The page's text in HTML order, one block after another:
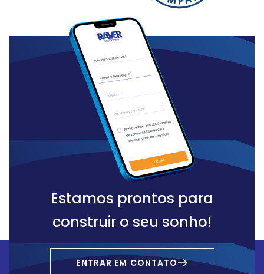
Estamos prontos para
construir o seu sonho!
ENTRAR EM CONTATO